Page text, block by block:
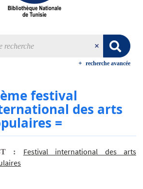
recherche avancée
festival
des arts
=
: Festival international des arts